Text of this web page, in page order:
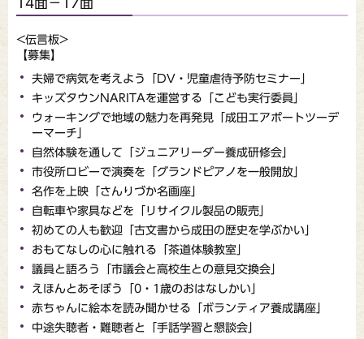
<伝言板>
【募集】
夫婦で病気を考えよう「DV・児童虐待予防セミナー」
キッズタウンNARITAを運営する「こども実行委員」
ウォーキングで地域の魅力を再発見「成田エアポートツーデ
ーマーチ」
自然体験を通して「ジュニアリーダー養成研修会」
市役所ロビーで演奏を「グランドピアノを一般開放」
名作を上映「さんりづか名画座」
自転車や家具などを「リサイクル製品の販売」
初めての人も歓迎「古文書から成田の歴史を学ぶかい」
おもてなしの心に触れる「茶道体験教室」
議員と語ろう「市議会と高校生との意見交換会」
えほんとあそぼう「0・1歳のおはなしかい」
赤ちゃんに絵本を読み聞かせる「ボランティア養成講座」
中途失聴者・難聴者と「手話学習と懇談会」